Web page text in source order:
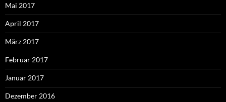
Mai 2017
April 2017
März 2017
Februar 2017
Januar 2017
Dezember 2016